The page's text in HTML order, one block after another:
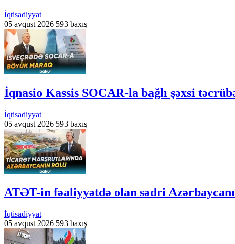
İqtisadiyyat
05 avqust 2026 593 baxış
İqnasio Kassis SOCAR-la bağlı şəxsi
İqtisadiyyat
05 avqust 2026 593 baxış
ATƏT-in fəaliyyətdə olan sədri
İqtisadiyyat
05 avqust 2026 593 baxış